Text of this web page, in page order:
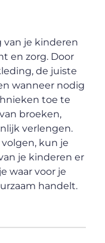
je kinderen
en zorg. Door
de juiste
wanneer nodig
toe te
broeken,
verlengen.
kun je
je kinderen er
waar voor je
handelt.